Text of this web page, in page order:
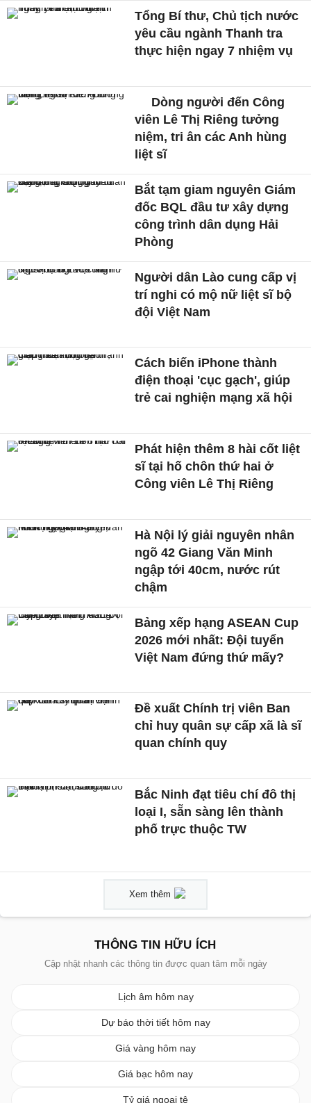
Tổng Bí thư, Chủ tịch nước
yêu cầu ngành Thanh tra
thực hiện ngay 7 nhiệm vụ
Dòng người đến Công
viên Lê Thị Riêng tưởng
niệm, tri ân các Anh hùng
liệt sĩ
Bắt tạm giam nguyên Giám
đốc BQL đầu tư xây dựng
công trình dân dụng Hải
Phòng
Người dân Lào cung cấp vị
trí nghi có mộ nữ liệt sĩ bộ
đội Việt Nam
Cách biến iPhone thành
điện thoại 'cục gạch', giúp
trẻ cai nghiện mạng xã hội
Phát hiện thêm 8 hài cốt liệt
sĩ tại hố chôn thứ hai ở
Công viên Lê Thị Riêng
Hà Nội lý giải nguyên nhân
ngõ 42 Giang Văn Minh
ngập tới 40cm, nước rút
chậm
Bảng xếp hạng ASEAN Cup
2026 mới nhất: Đội tuyển
Việt Nam đứng thứ mấy?
Đề xuất Chính trị viên Ban
chỉ huy quân sự cấp xã là sĩ
quan chính quy
Bắc Ninh đạt tiêu chí đô thị
loại I, sẵn sàng lên thành
phố trực thuộc TW
Xem thêm
THÔNG TIN HỮU ÍCH
Cập nhật nhanh các thông tin được quan tâm mỗi ngày
Lịch âm hôm nay
Dự báo thời tiết hôm nay
Giá vàng hôm nay
Giá bạc hôm nay
Tỷ giá ngoại tệ